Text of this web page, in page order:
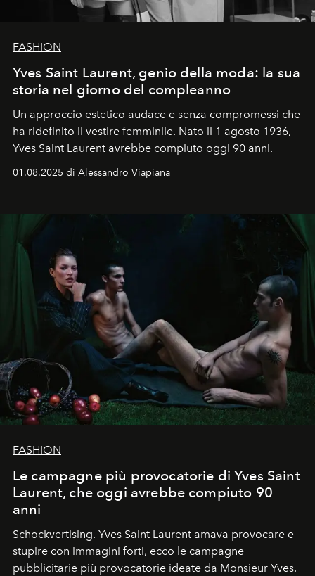
FASHION
Yves Saint Laurent, genio della moda: la sua
storia nel giorno del compleanno
Un approccio estetico audace e senza compromessi che
ha ridefinito il vestire femminile. Nato il 1 agosto 1936,
Yves Saint Laurent avrebbe compiuto oggi 90 anni.
01.08.2025 di Alessandro Viapiana
FASHION
Le campagne più provocatorie di Yves Saint
Laurent, che oggi avrebbe compiuto 90
anni
Schockvertising. Yves Saint Laurent amava provocare e
stupire con immagini forti, ecco le campagne
pubblicitarie più provocatorie ideate da Monsieur Yves.